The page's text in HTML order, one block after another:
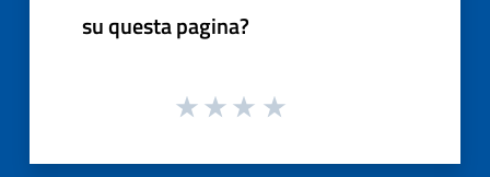
su questa pagina?